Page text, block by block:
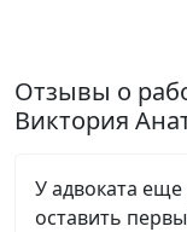
Отзывы о
Виктория
У адвоката
оставить